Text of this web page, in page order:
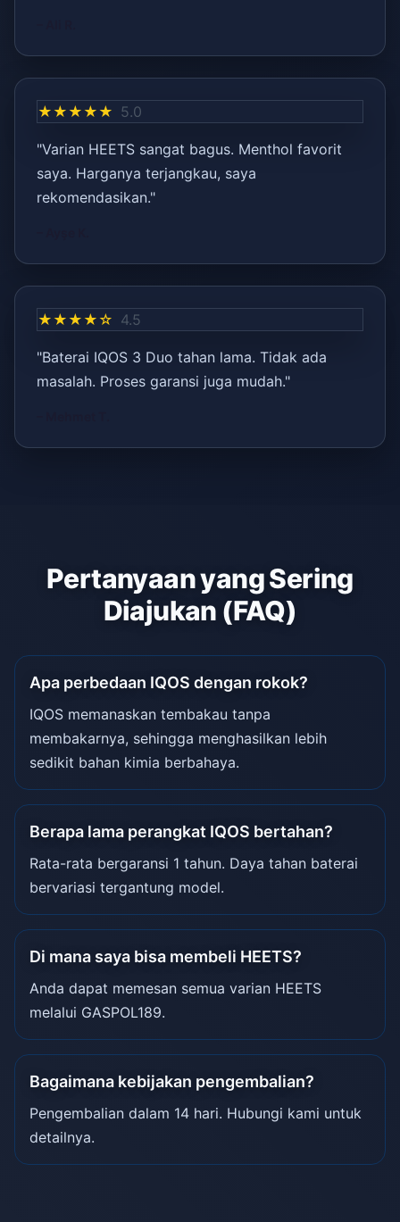
★★★★★ 5.0
"Varian HEETS sangat bagus. Menthol favorit
saya. Harganya terjangkau, saya
rekomendasikan."
★★★★☆ 4.5
"Baterai IQOS 3 Duo tahan lama. Tidak ada
masalah. Proses garansi juga mudah."
Pertanyaan yang Sering
Diajukan (FAQ)
Apa perbedaan IQOS dengan rokok?
IQOS memanaskan tembakau tanpa
membakarnya, sehingga menghasilkan lebih
sedikit bahan kimia berbahaya.
Berapa lama perangkat IQOS bertahan?
Rata-rata bergaransi 1 tahun. Daya tahan baterai
bervariasi tergantung model.
Di mana saya bisa membeli HEETS?
Anda dapat memesan semua varian HEETS
melalui GASPOL189.
Bagaimana kebijakan pengembalian?
Pengembalian dalam 14 hari. Hubungi kami untuk
detailnya.